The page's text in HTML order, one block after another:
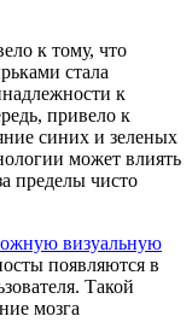
к тому, что
стала
к
привело к
синих и зеленых
может влиять
пределы чисто
визуальную
появляются в
Такой
мозга